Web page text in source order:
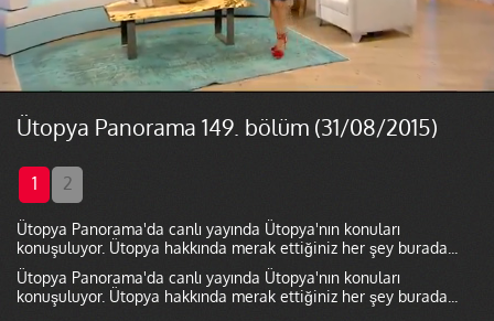
Ütopya Panorama 149. bölüm (31/08/2015)
1 2
Ütopya Panorama'da canlı yayında Ütopya'nın konuları
konuşuluyor. Ütopya hakkında merak ettiğiniz her şey burada...
Ütopya Panorama'da canlı yayında Ütopya'nın konuları
konuşuluyor. Ütopya hakkında merak ettiğiniz her şey burada...